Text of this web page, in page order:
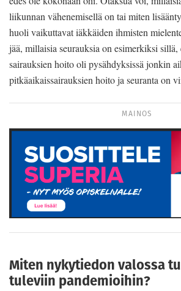
liikunnan vähenemisellä on tai miten
huoli vaikuttavat iäkkäiden ihmisten
jää, millaisia seurauksia on esimerkiksi sillä,
sairauksien hoito oli pysähdyksissä jonkin
pitkäaikaissairauksien hoito ja seuranta on
MAINOS
Miten nykytiedon valossa
tuleviin pandemioihin?